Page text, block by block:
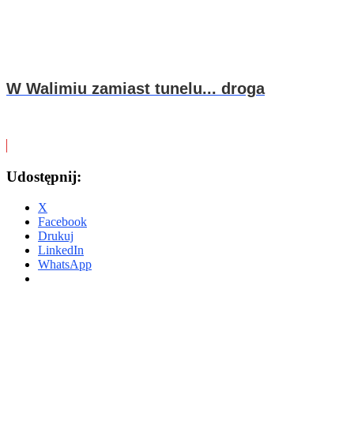
W Walimiu zamiast tunelu... droga
Udostępnij:
X
Facebook
Drukuj
LinkedIn
WhatsApp